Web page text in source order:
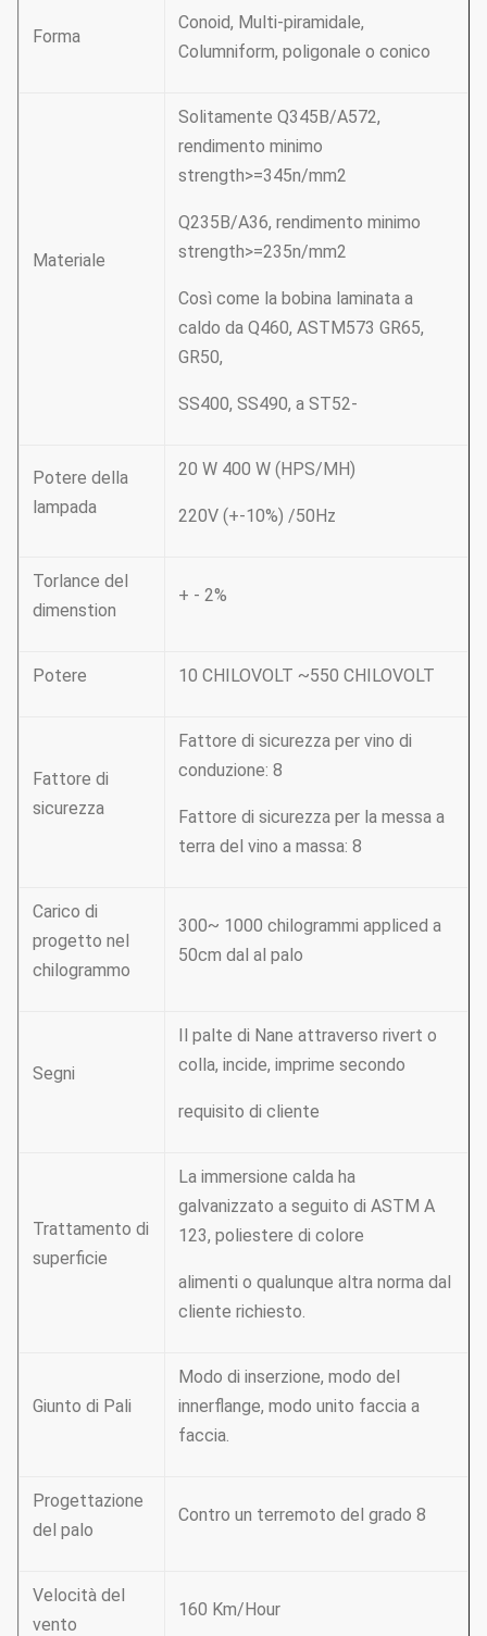
Forma
Conoid, Multi-piramidale,
Columniform, poligonale o conico
Materiale
Solitamente Q345B/A572,
rendimento minimo
strength>=345n/mm2
Q235B/A36, rendimento minimo
strength>=235n/mm2
Così come la bobina laminata a
caldo da Q460, ASTM573 GR65,
GR50,
SS400, SS490, a ST52-
Potere della
lampada
20 W 400 W (HPS/MH)
220V (+-10%) /50Hz
Torlance del
dimenstion
+ - 2%
Potere 10 CHILOVOLT ~550 CHILOVOLT
Fattore di
sicurezza
Fattore di sicurezza per vino di
conduzione: 8
Fattore di sicurezza per la messa a
terra del vino a massa: 8
Carico di
progetto nel
chilogrammo
300~ 1000 chilogrammi appliced a
50cm dal al palo
Segni
Il palte di Nane attraverso rivert o
colla, incide, imprime secondo
requisito di cliente
Trattamento di
superficie
La immersione calda ha
galvanizzato a seguito di ASTM A
123, poliestere di colore
alimenti o qualunque altra norma dal
cliente richiesto.
Giunto di Pali
Modo di inserzione, modo del
innerflange, modo unito faccia a
faccia.
Progettazione
del palo
Contro un terremoto del grado 8
Velocità del
vento
160 Km/Hour